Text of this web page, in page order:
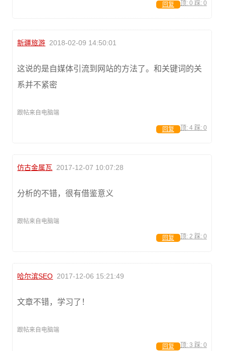
顶: 0 踩: 0
回复
新疆旅游 2018-02-09 14:50:01
这说的是自媒体引流到网站的方法了。和关键词的关
系并不紧密
跟帖来自电脑端
顶: 4 踩: 0
回复
仿古金属瓦 2017-12-07 10:07:28
分析的不错，很有借鉴意义
跟帖来自电脑端
顶: 2 踩: 0
回复
哈尔滨SEO 2017-12-06 15:21:49
文章不错，学习了！
跟帖来自电脑端
顶: 3 踩: 0
回复